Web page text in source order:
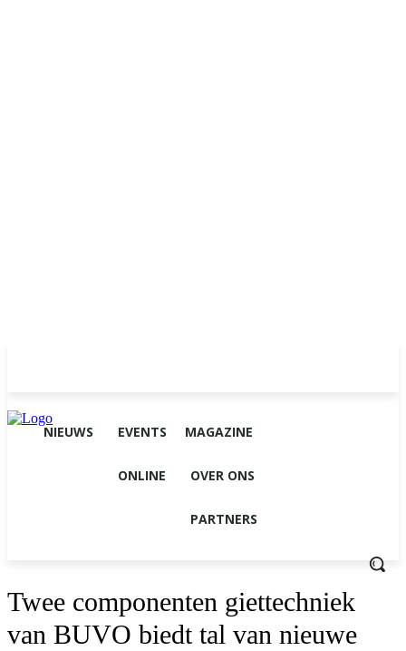
NIEUWS EVENTS MAGAZINE
ONLINE OVER ONS
PARTNERS
Twee componenten giettechniek
van BUVO biedt tal van nieuwe